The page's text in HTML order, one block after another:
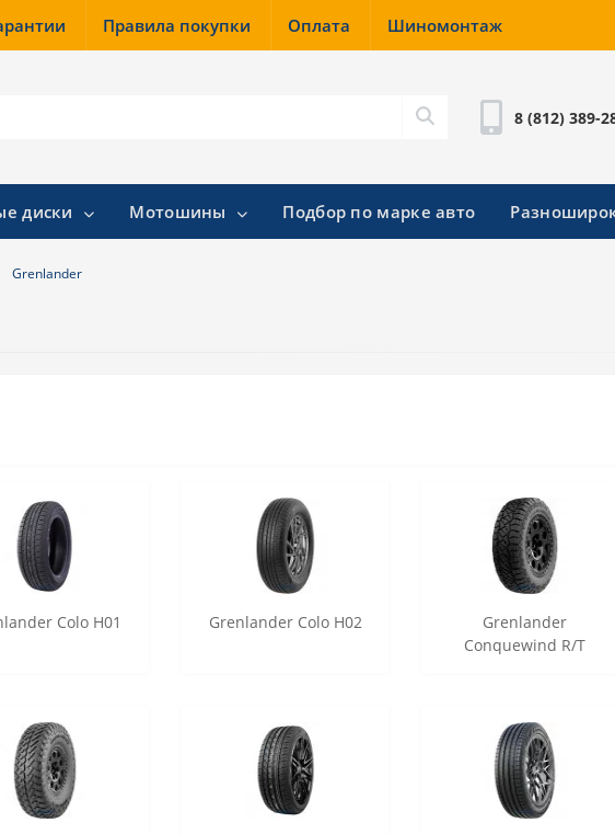
Правила покупки Оплата Шиномонтаж
8 (812) 389-
диски Мотошины Подбор по марке авто
Grenlander
Colo H01 Grenlander Colo H02
Grenlander
Conquewind R/T